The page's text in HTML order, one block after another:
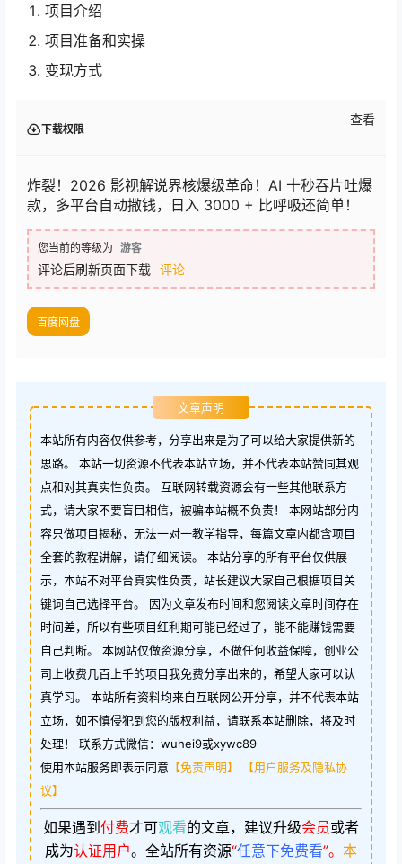
项目介绍
项目准备和实操
变现方式
下载权限
查看
炸裂！2026 影视解说界核爆级革命！AI 十秒吞片吐爆
款，多平台自动撒钱，日入 3000 + 比呼吸还简单！
您当前的等级为 游客
评论后刷新页面下载 评论
百度网盘
文章声明
本站所有内容仅供参考，分享出来是为了可以给大家提供新的
思路。 本站一切资源不代表本站立场，并不代表本站赞同其观
点和对其真实性负责。 互联网转载资源会有一些其他联系方
式，请大家不要盲目相信，被骗本站概不负责！ 本网站部分内
容只做项目揭秘，无法一对一教学指导，每篇文章内都含项目
全套的教程讲解，请仔细阅读。 本站分享的所有平台仅供展
示，本站不对平台真实性负责，站长建议大家自己根据项目关
键词自己选择平台。 因为文章发布时间和您阅读文章时间存在
时间差，所以有些项目红利期可能已经过了，能不能赚钱需要
自己判断。 本网站仅做资源分享，不做任何收益保障，创业公
司上收费几百上千的项目我免费分享出来的，希望大家可以认
真学习。 本站所有资料均来自互联网公开分享，并不代表本站
立场，如不慎侵犯到您的版权利益，请联系本站删除，将及时
处理！ 联系方式微信：wuhei9或xywc89
使用本站服务即表示同意 【免责声明】
【用户服务及隐私协
议】
如果遇到 付费才可观看的文章，建议升级会员或者
成为认证用户。 全站所有资源“任意下免费看”。 本